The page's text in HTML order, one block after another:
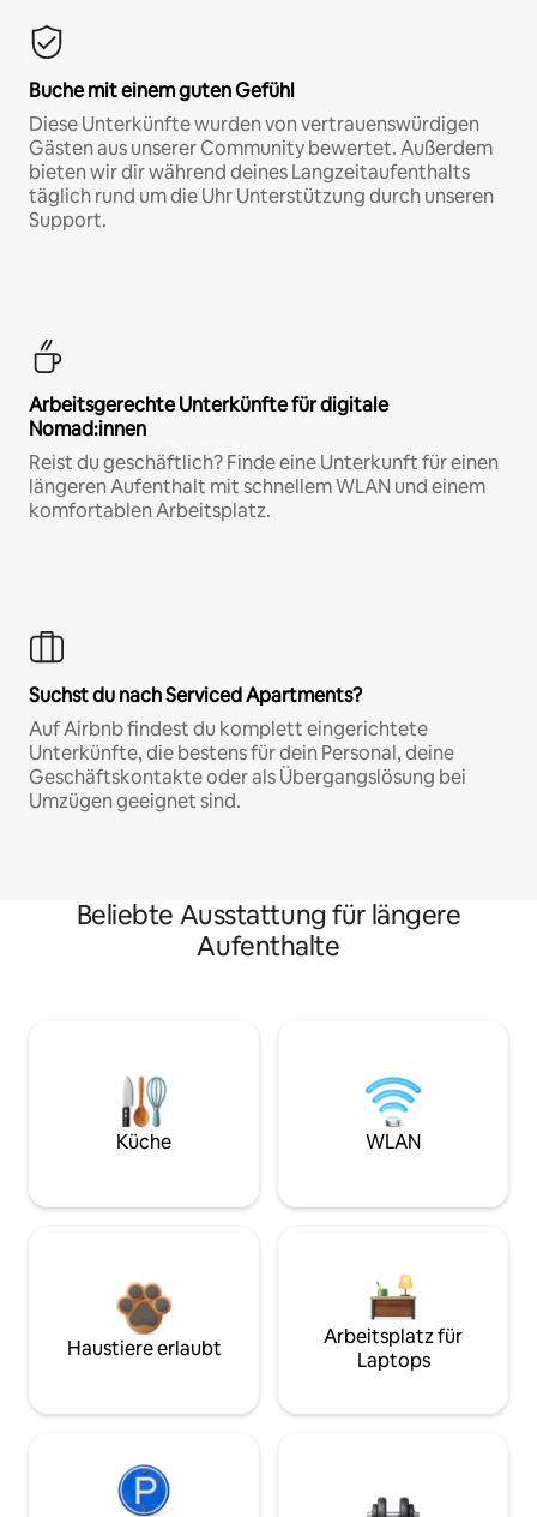
Buche mit einem guten Gefühl
Diese Unterkünfte wurden von vertrauenswürdigen
Gästen aus unserer Community bewertet. Außerdem
bieten wir dir während deines Langzeitaufenthalts
täglich rund um die Uhr Unterstützung durch unseren
Support.
Arbeitsgerechte Unterkünfte für digitale
Nomad:innen
Reist du geschäftlich? Finde eine Unterkunft für einen
längeren Aufenthalt mit schnellem WLAN und einem
komfortablen Arbeitsplatz.
Suchst du nach Serviced Apartments?
Auf Airbnb findest du komplett eingerichtete
Unterkünfte, die bestens für dein Personal, deine
Geschäftskontakte oder als Übergangslösung bei
Umzügen geeignet sind.
Beliebte Ausstattung für längere
Aufenthalte
Küche WLAN
Haustiere erlaubt
Arbeitsplatz für
Laptops